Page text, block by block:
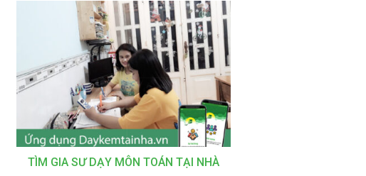
TÌM GIA SƯ DẠY MÔN TOÁN TẠI NHÀ